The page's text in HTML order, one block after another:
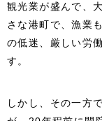
観光業が盛んで、
さな港町で、漁業
の低迷、厳しい労
す。
しかし、その一方